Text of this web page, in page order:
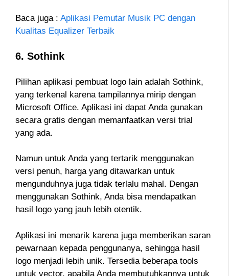
Baca juga : Aplikasi Pemutar Musik PC dengan
Kualitas Equalizer Terbaik
6. Sothink
Pilihan aplikasi pembuat logo lain adalah Sothink,
yang terkenal karena tampilannya mirip dengan
Microsoft Office. Aplikasi ini dapat Anda gunakan
secara gratis dengan memanfaatkan versi trial
yang ada.
Namun untuk Anda yang tertarik menggunakan
versi penuh, harga yang ditawarkan untuk
mengunduhnya juga tidak terlalu mahal. Dengan
menggunakan Sothink, Anda bisa mendapatkan
hasil logo yang jauh lebih otentik.
Aplikasi ini menarik karena juga memberikan saran
pewarnaan kepada penggunanya, sehingga hasil
logo menjadi lebih unik. Tersedia beberapa tools
untuk vector, apabila Anda membutuhkannya untuk